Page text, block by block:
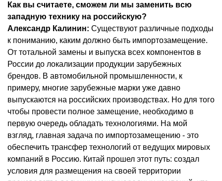
Как вы считаете, сможем ли мы заменить всю
западную технику на российскую?
Александр Калинин: Существуют различные подходы
к пониманию, каким должно быть импортозамещение.
От тотальной замены и выпуска всех компонентов в
России до локализации продукции зарубежных
брендов. В автомобильной промышленности, к
примеру, многие зарубежные марки уже давно
выпускаются на российских производствах. Но для того
чтобы провести полное замещение, необходимо в
первую очередь обладать технологиями. На мой
взгляд, главная задача по импортозамещению - это
обеспечить трансфер технологий от ведущих мировых
компаний в Россию. Китай прошел этот путь: создал
условия для размещения на своей территории